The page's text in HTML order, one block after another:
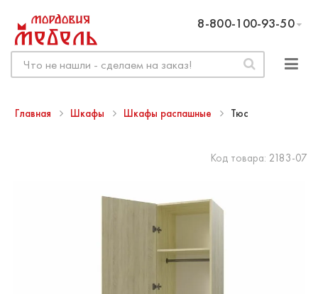
8-800-100-93-50
Главная Шкафы Шкафы распашные Тюс
Код товара: 2183-07